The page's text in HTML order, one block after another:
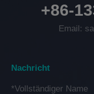
+86-
Email:
Nachricht
*Vollständiger Name